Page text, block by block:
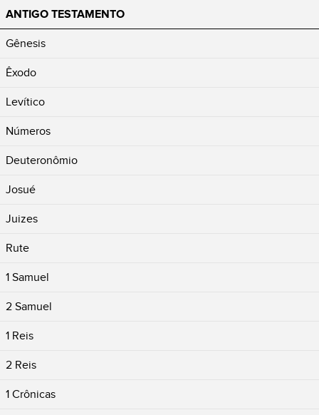
ANTIGO TESTAMENTO
Gênesis
Êxodo
Levítico
Números
Deuteronômio
Josué
Juizes
Rute
1 Samuel
2 Samuel
1 Reis
2 Reis
1 Crônicas